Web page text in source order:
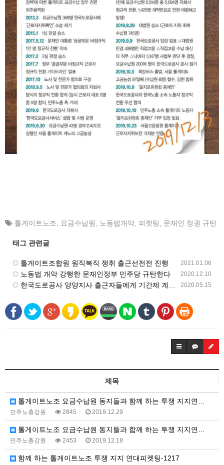
톨게이트노조 요금수납원 노동법개악 피켓팅 문재인 정권 규탄
태그 관련글
2021.01.06
톨게이트조합원 원직복직 쟁취 출근선전전 진행
2020.12.10
노동법 개악 강행한 문재인정부 민주당 규탄한다
2020.05.15
한국도로공사 양양지사 출근자들에게 기간제 계약서 작성 강요, 폭력 강제 퇴거
제목
톨게이트노조 요금수납원 동지들과 함께 하는 투쟁 지지연…
민주노총강원 2845 2019.12.29
톨게이트노조 요금수납원 동지들과 함께 하는 투쟁 지지연…
민주노총강원 2453 2019.12.18
함께 하는 톨게이트노조 투쟁 지지 연대피켓팅-1217